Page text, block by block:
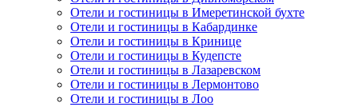
Отели и гостиницы в Имеретинской бухте
Отели и гостиницы в Кабардинке
Отели и гостиницы в Кринице
Отели и гостиницы в Кудепсте
Отели и гостиницы в Лазаревском
Отели и гостиницы в Лермонтово
Отели и гостиницы в Лоо